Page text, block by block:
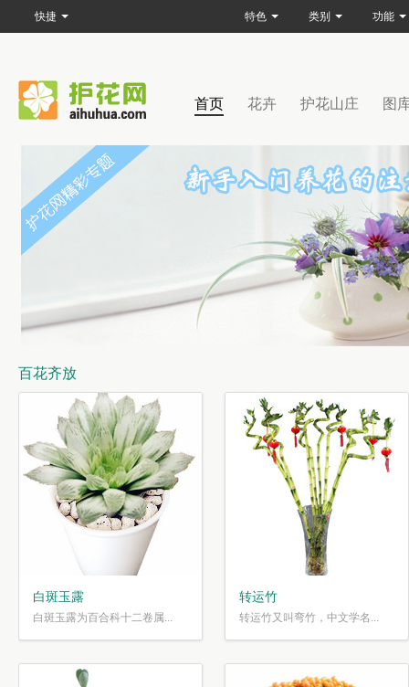
首页 花卉 护花山庄 图
百花齐放
白斑玉露
白斑玉露为百合科十二卷属...
转运竹
转运竹又叫弯竹，中文学名...
快捷 特色 类别 功能